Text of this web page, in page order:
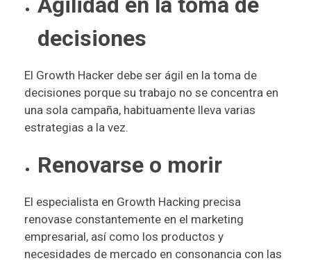
decisiones
El Growth Hacker debe ser ágil en la toma de
decisiones porque su trabajo no se concentra en
una sola campaña, habituamente lleva varias
estrategias a la vez.
Renovarse o morir
El especialista en Growth Hacking precisa
renovase constantemente en el marketing
empresarial, así como los productos y
necesidades de mercado en consonancia con las